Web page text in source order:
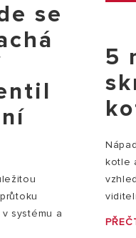
se
systému a
5
kotle